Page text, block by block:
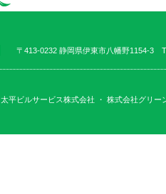
〒413-0232 静岡県伊東市八幡野1154-3
太平ビルサービス株式会社 ・ 株式会社グリー